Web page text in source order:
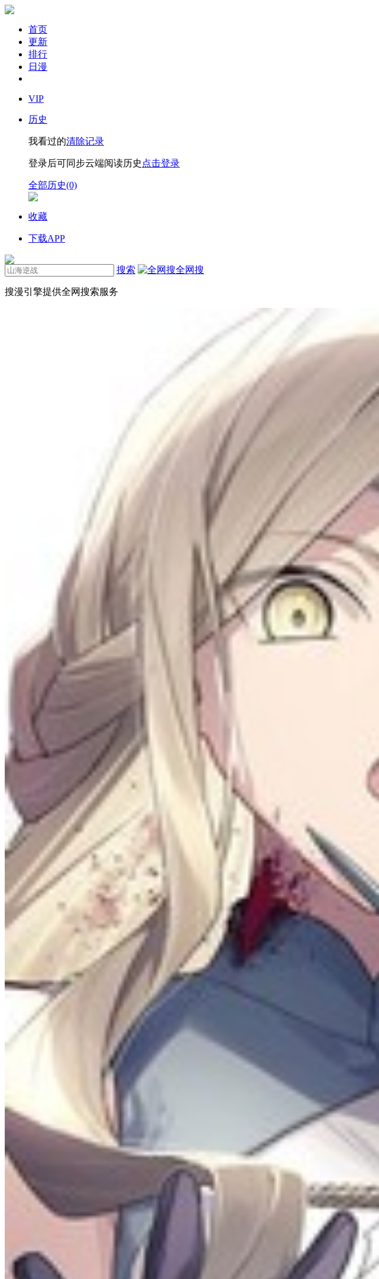
首页
更新
排行
日漫
VIP
历史
我看过的清除记录
登录后可同步云端阅读历史 点击登录
全部历史(0)
收藏
下载APP
搜索 全网搜
搜漫引擎提供全网搜索服务